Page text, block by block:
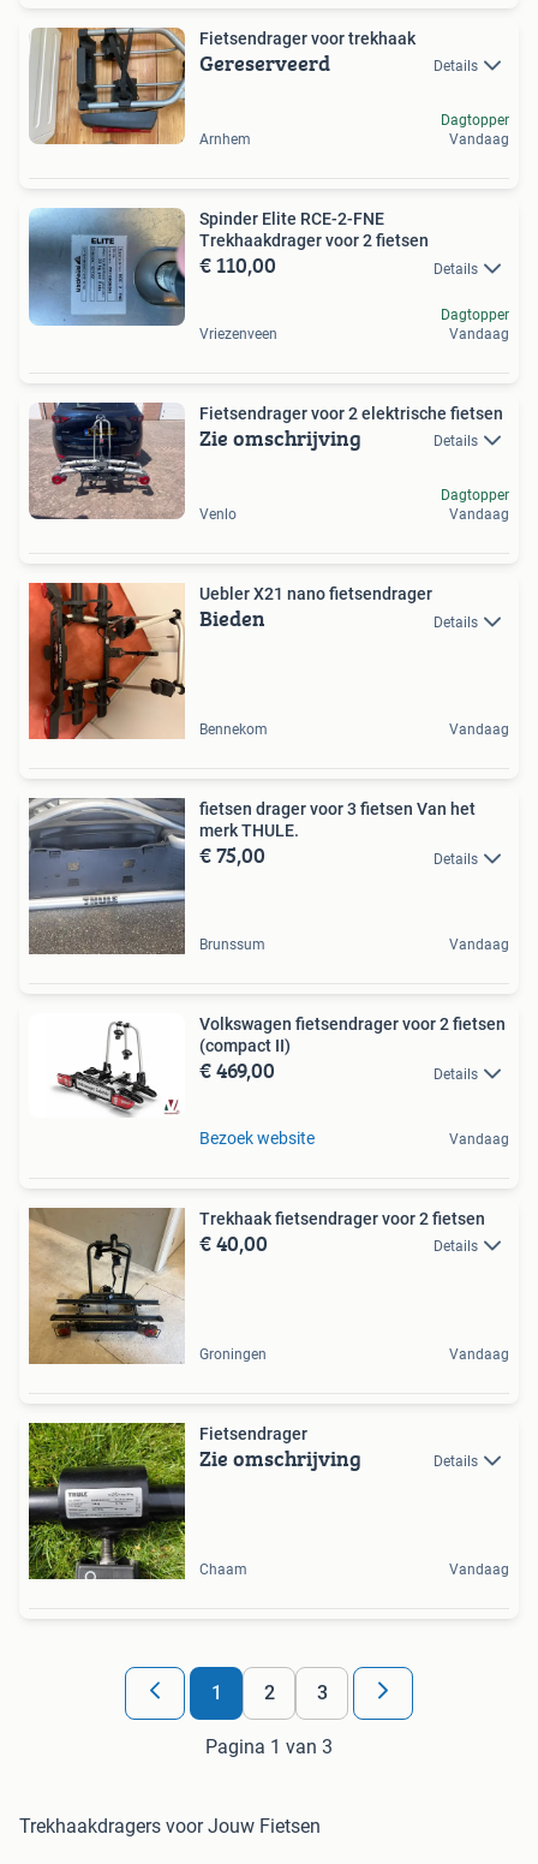
Fietsendrager voor trekhaak
Gereserveerd Details
Arnhem
Dagtopper
Vandaag
Spinder Elite RCE-2-FNE
Trekhaakdrager voor 2 fietsen
€ 110,00 Details
Vriezenveen
Dagtopper
Vandaag
Fietsendrager voor 2 elektrische fietsen
Zie omschrijving Details
Venlo
Dagtopper
Vandaag
Uebler X21 nano fietsendrager
Bieden Details
Bennekom Vandaag
fietsen drager voor 3 fietsen Van het
merk THULE.
€ 75,00 Details
Brunssum Vandaag
Volkswagen fietsendrager voor 2 fietsen
(compact II)
€ 469,00 Details
Bezoek website Vandaag
Trekhaak fietsendrager voor 2 fietsen
€ 40,00 Details
Groningen Vandaag
Fietsendrager
Zie omschrijving Details
Chaam Vandaag
1 2 3
Pagina 1 van 3
Trekhaakdragers voor Jouw Fietsen